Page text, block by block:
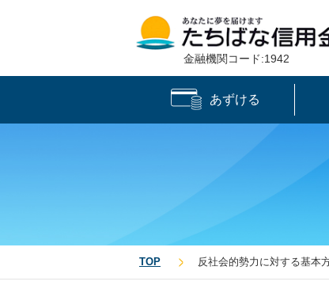
金融機関コード:1942
あずける
TOP 反社会的勢力に対する基本